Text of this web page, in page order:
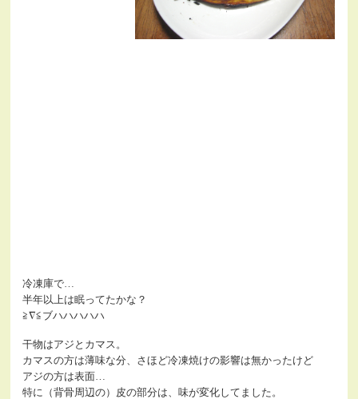
冷凍庫で…
半年以上は眠ってたかな？
≧∇≦ブハハハハハ
干物はアジとカマス。
カマスの方は薄味な分、さほど冷凍焼けの影響は無かったけど
アジの方は表面…
特に（背骨周辺の）皮の部分は、味が変化してました。